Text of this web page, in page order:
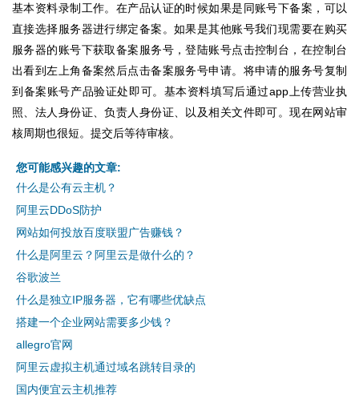
基本资料录制工作。在产品认证的时候如果是同账号下备案，可以
直接选择服务器进行绑定备案。如果是其他账号我们现需要在购买
服务器的账号下获取备案服务号，登陆账号点击控制台，在控制台
出看到左上角备案然后点击备案服务号申请。将申请的服务号复制
到备案账号产品验证处即可。基本资料填写后通过app上传营业执
照、法人身份证、负责人身份证、以及相关文件即可。现在网站审
核周期也很短。提交后等待审核。
您可能感兴趣的文章:
什么是公有云主机？
阿里云DDoS防护
网站如何投放百度联盟广告赚钱？
什么是阿里云？阿里云是做什么的？
谷歌波兰
什么是独立IP服务器，它有哪些优缺点
搭建一个企业网站需要多少钱？
allegro官网
阿里云虚拟主机通过域名跳转目录的
国内便宜云主机推荐